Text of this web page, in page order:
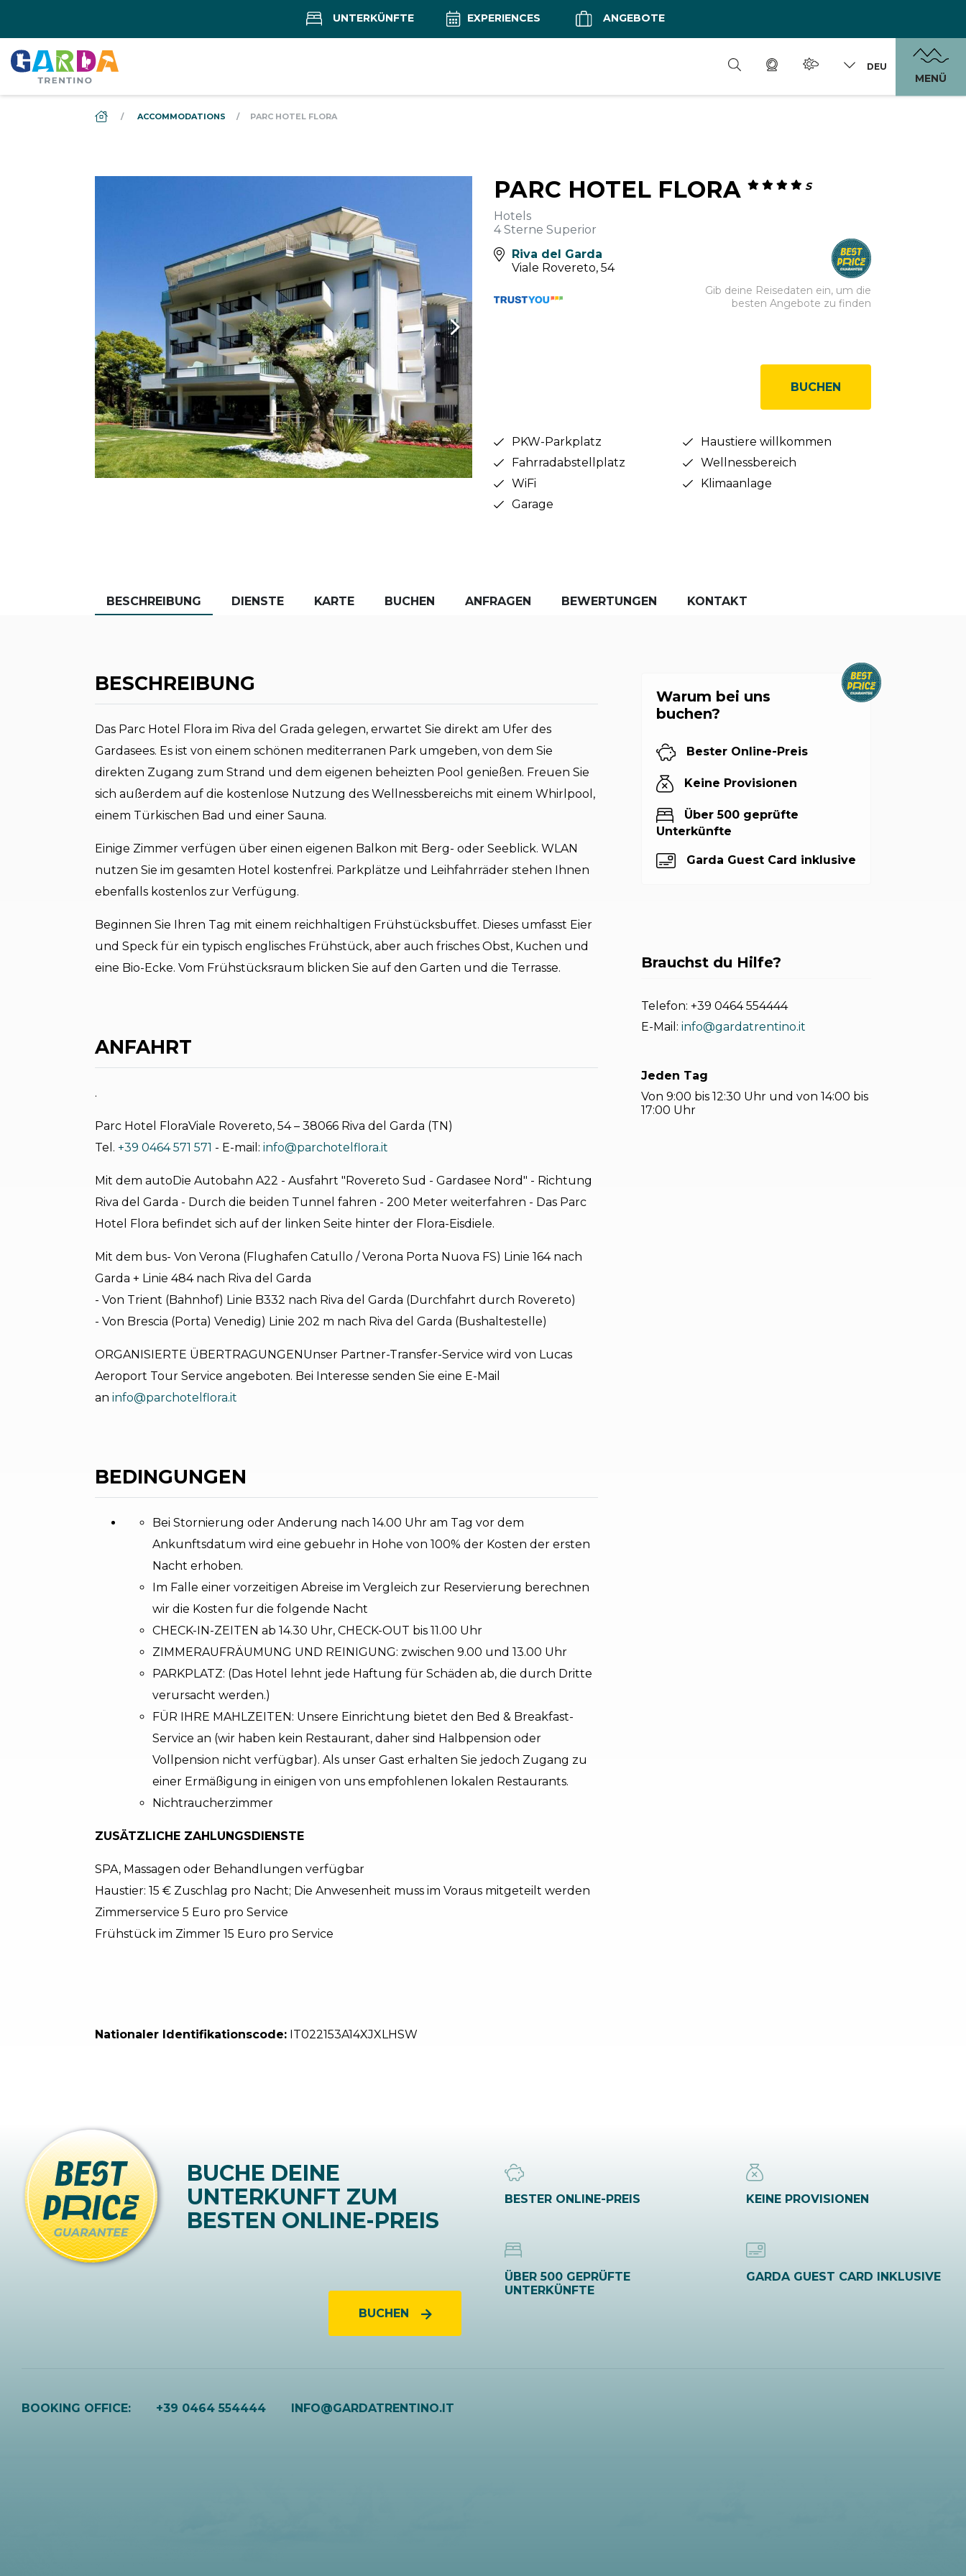
UNTERKÜNFTE EXPERIENCES ANGEBOTE
DEU
MENÜ
DS_BREADCRUMB.HOME
ACCOMMODATIONS PARC HOTEL FLORA
PARC HOTEL FLORA S
Hotels
4 Sterne Superior
Riva del Garda
Viale Rovereto, 54
Gib deine Reisedaten ein, um die
besten Angebote zu finden
BUCHEN
PKW-Parkplatz
Haustiere willkommen
Fahrradabstellplatz
Wellnessbereich
WiFi
Klimaanlage
Garage
BESCHREIBUNG DIENSTE KARTE BUCHEN ANFRAGEN BEWERTUNGEN KONTAKT
BESCHREIBUNG
Das Parc Hotel Flora im Riva del Grada gelegen, erwartet Sie direkt am Ufer des
Gardasees. Es ist von einem schönen mediterranen Park umgeben, von dem Sie
direkten Zugang zum Strand und dem eigenen beheizten Pool genießen. Freuen Sie
sich außerdem auf die kostenlose Nutzung des Wellnessbereichs mit einem Whirlpool,
einem Türkischen Bad und einer Sauna.
Einige Zimmer verfügen über einen eigenen Balkon mit Berg- oder Seeblick. WLAN
nutzen Sie im gesamten Hotel kostenfrei. Parkplätze und Leihfahrräder stehen Ihnen
ebenfalls kostenlos zur Verfügung.
Beginnen Sie Ihren Tag mit einem reichhaltigen Frühstücksbuffet. Dieses umfasst Eier
und Speck für ein typisch englisches Frühstück, aber auch frisches Obst, Kuchen und
eine Bio-Ecke. Vom Frühstücksraum blicken Sie auf den Garten und die Terrasse.
ANFAHRT
.
Parc Hotel FloraViale Rovereto, 54 – 38066 Riva del Garda (TN)
Tel. +39 0464 571 571 - E-mail: info@parchotelflora.it
Mit dem autoDie Autobahn A22 - Ausfahrt "Rovereto Sud - Gardasee Nord" - Richtung
Riva del Garda - Durch die beiden Tunnel fahren - 200 Meter weiterfahren - Das Parc
Hotel Flora befindet sich auf der linken Seite hinter der Flora-Eisdiele.
Mit dem bus- Von Verona (Flughafen Catullo / Verona Porta Nuova FS) Linie 164 nach
Garda + Linie 484 nach Riva del Garda
- Von Trient (Bahnhof) Linie B332 nach Riva del Garda (Durchfahrt durch Rovereto)
- Von Brescia (Porta) Venedig) Linie 202 m nach Riva del Garda (Bushaltestelle)
ORGANISIERTE ÜBERTRAGUNGENUnser Partner-Transfer-Service wird von Lucas
Aeroport Tour Service angeboten. Bei Interesse senden Sie eine E-Mail
an info@parchotelflora.it
BEDINGUNGEN
Bei Stornierung oder Anderung nach 14.00 Uhr am Tag vor dem
Ankunftsdatum wird eine gebuehr in Hohe von 100% der Kosten der ersten
Nacht erhoben.
Im Falle einer vorzeitigen Abreise im Vergleich zur Reservierung berechnen
wir die Kosten fur die folgende Nacht
CHECK-IN-ZEITEN ab 14.30 Uhr, CHECK-OUT bis 11.00 Uhr
ZIMMERAUFRÄUMUNG UND REINIGUNG: zwischen 9.00 und 13.00 Uhr
PARKPLATZ: (Das Hotel lehnt jede Haftung für Schäden ab, die durch Dritte
verursacht werden.)
FÜR IHRE MAHLZEITEN: Unsere Einrichtung bietet den Bed & Breakfast-
Service an (wir haben kein Restaurant, daher sind Halbpension oder
Vollpension nicht verfügbar). Als unser Gast erhalten Sie jedoch Zugang zu
einer Ermäßigung in einigen von uns empfohlenen lokalen Restaurants.
Nichtraucherzimmer
ZUSÄTZLICHE ZAHLUNGSDIENSTE
SPA, Massagen oder Behandlungen verfügbar
Haustier: 15 € Zuschlag pro Nacht; Die Anwesenheit muss im Voraus mitgeteilt werden
Zimmerservice 5 Euro pro Service
Frühstück im Zimmer 15 Euro pro Service
Nationaler Identifikationscode: IT022153A14XJXLHSW
Warum bei uns
buchen?
Bester Online-Preis
Keine Provisionen
Über 500 geprüfte
Unterkünfte
Garda Guest Card inklusive
Brauchst du Hilfe?
Telefon: +39 0464 554444
E-Mail: info@gardatrentino.it
Jeden Tag
Von 9:00 bis 12:30 Uhr und von 14:00 bis
17:00 Uhr
BUCHE DEINE
UNTERKUNFT ZUM
BESTEN ONLINE-PREIS
BUCHEN
BESTER ONLINE-PREIS KEINE PROVISIONEN
ÜBER 500 GEPRÜFTE
UNTERKÜNFTE
GARDA GUEST CARD INKLUSIVE
BOOKING OFFICE: +39 0464 554444 INFO@GARDATRENTINO.IT